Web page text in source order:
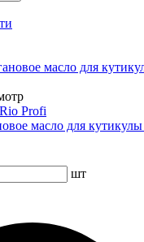
Rio Profi
масло для
шт